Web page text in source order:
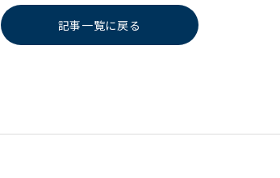
記事一覧に戻る